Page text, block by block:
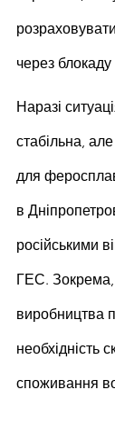
через блокаду
Наразі
стабільна,
для
в
російськими
ГЕС.
виробництва
необхідність
споживання